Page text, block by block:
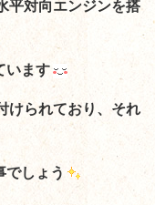
平対向エンジンを搭
います
けられており、それ
でしょう